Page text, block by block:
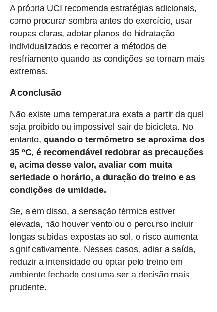
A própria UCI recomenda estratégias adicionais,
como procurar sombra antes do exercício, usar
roupas claras, adotar planos de hidratação
individualizados e recorrer a métodos de
resfriamento quando as condições se tornam mais
extremas.
A conclusão
Não existe uma temperatura exata a partir da qual
seja proibido ou impossível sair de bicicleta. No
entanto, quando o termômetro se aproxima dos
35 ºC, é recomendável redobrar as precauções
e, acima desse valor, avaliar com muita
seriedade o horário, a duração do treino e as
condições de umidade.
Se, além disso, a sensação térmica estiver
elevada, não houver vento ou o percurso incluir
longas subidas expostas ao sol, o risco aumenta
significativamente. Nesses casos, adiar a saída,
reduzir a intensidade ou optar pelo treino em
ambiente fechado costuma ser a decisão mais
prudente.